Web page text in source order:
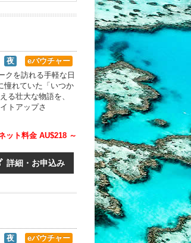
夜
eバウチャー
クを訪れる手軽な日
憧れていた「いつか
る壮大な物語を、
トアップさ
ット料金 AU$218 ～
詳細・お申込み
夜
eバウチャー